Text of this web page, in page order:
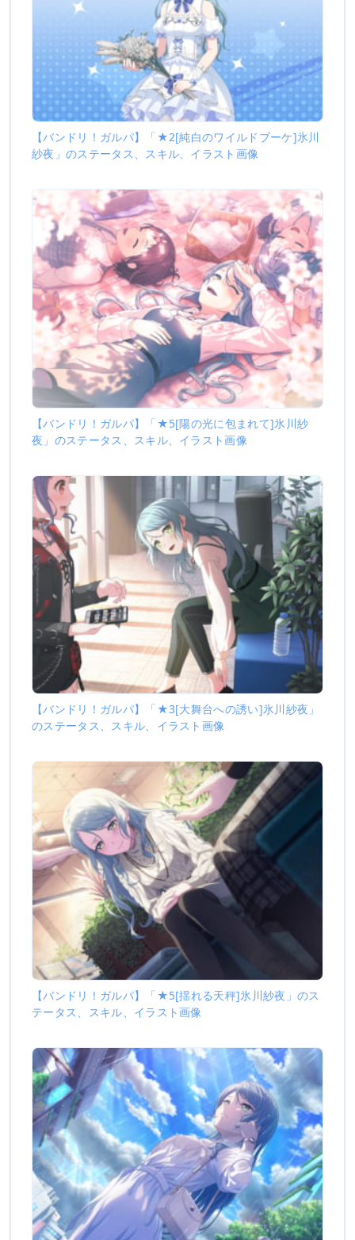
【バンドリ！ガルパ】「★2[純白のワイルドブーケ]氷川
紗夜」のステータス、スキル、イラスト画像
【バンドリ！ガルパ】「★5[陽の光に包まれて]氷川紗
夜」のステータス、スキル、イラスト画像
【バンドリ！ガルパ】「★3[大舞台への誘い]氷川紗夜」
のステータス、スキル、イラスト画像
【バンドリ！ガルパ】「★5[揺れる天秤]氷川紗夜」のス
テータス、スキル、イラスト画像